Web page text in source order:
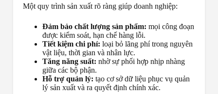
Một quy trình sản xuất rõ ràng giúp doanh nghiệp:
Đảm bảo chất lượng sản phẩm: mọi công đoạn
được kiểm soát, hạn chế hàng lỗi.
Tiết kiệm chi phí: loại bỏ lãng phí trong nguyên
vật liệu, thời gian và nhân lực.
Tăng năng suất: nhờ sự phối hợp nhịp nhàng
giữa các bộ phận.
Hỗ trợ quản lý: tạo cơ sở dữ liệu phục vụ quản
lý sản xuất và ra quyết định chính xác.